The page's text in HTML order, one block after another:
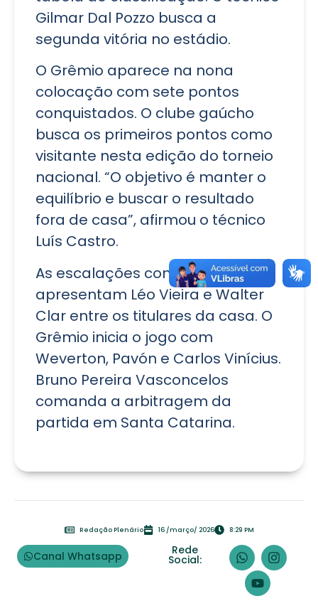
Gilmar Dal Pozzo busca a
segunda vitória no estádio.
O Grêmio aparece na nona
colocação com sete pontos
conquistados. O clube gaúcho
busca os primeiros pontos como
visitante nesta edição do torneio
nacional. “O objetivo é manter o
equilíbrio e buscar o resultado
fora de casa”, afirmou o técnico
Luís Castro.
As escalações confirmadas
apresentam Léo Vieira e Walter
Clar entre os titulares da casa. O
Grêmio inicia o jogo com
Weverton, Pavón e Carlos Vinícius.
Bruno Pereira Vasconcelos
comanda a arbitragem da
partida em Santa Catarina.
Redação Plenário 16 /março/ 2026 8:29 PM
Canal Whatsapp Rede
Social: